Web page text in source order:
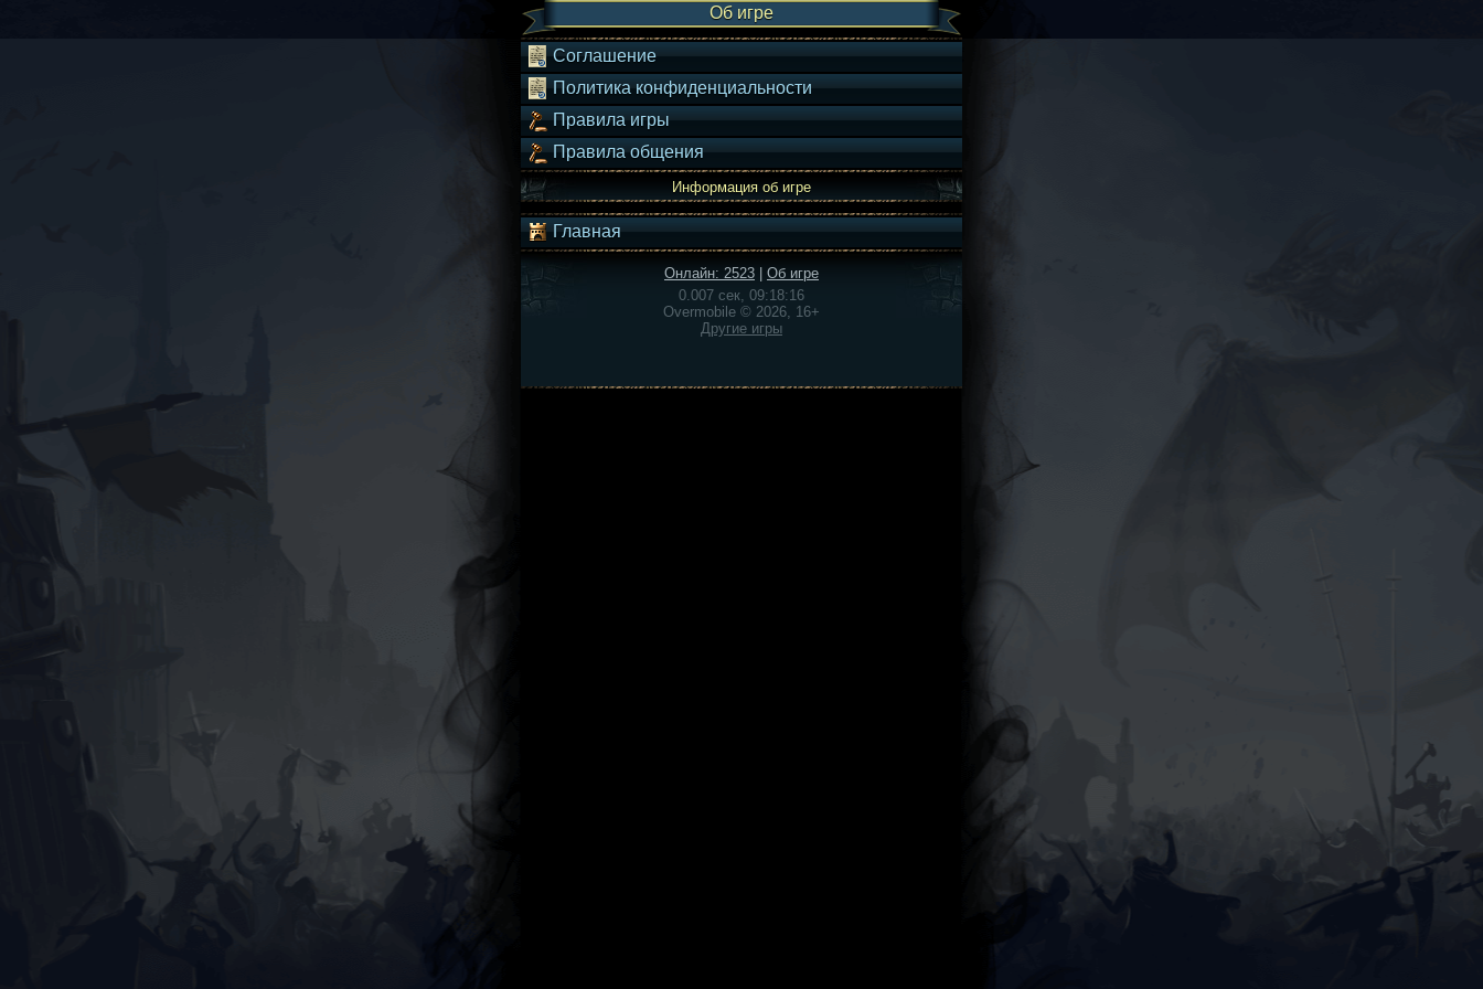
Об игре
Соглашение
Политика конфиденциальности
Правила игры
Правила общения
Информация об игре
Главная
Онлайн: 2523
Об игре
0.007 сек, 09:18:16
Overmobile © 2026, 16+
Другие игры